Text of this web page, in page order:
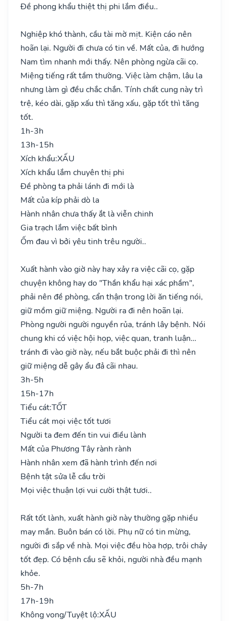
Đề phong khẩu thiệt thị phi lắm điều..
Nghiệp khó thành, cầu tài mờ mịt. Kiện cáo nên
hoãn lại. Người đi chưa có tin về. Mất của, đi hướng
Nam tìm nhanh mới thấy. Nên phòng ngừa cãi cọ.
Miệng tiếng rất tầm thường. Việc làm chậm, lâu la
nhưng làm gì đều chắc chắn. Tính chất cung này trì
trệ, kéo dài, gặp xấu thì tăng xấu, gặp tốt thì tăng
tốt.
1h-3h
13h-15h
Xích khẩu:XẤU
Xích khẩu lắm chuyên thị phi
Đề phòng ta phải lánh đi mới là
Mất của kíp phải dò la
Hành nhân chưa thấy ắt là viễn chinh
Gia trạch lắm việc bất bình
Ốm đau vì bởi yêu tinh trêu người..
Xuất hành vào giờ này hay xảy ra việc cãi cọ, gặp
chuyện không hay do "Thần khẩu hại xác phầm",
phải nên đề phòng, cẩn thận trong lời ăn tiếng nói,
giữ mồm giữ miệng. Người ra đi nên hoãn lại.
Phòng người người nguyền rủa, tránh lây bệnh. Nói
chung khi có việc hội họp, việc quan, tranh luận…
tránh đi vào giờ này, nếu bắt buộc phải đi thì nên
giữ miệng dễ gây ẩu đả cãi nhau.
3h-5h
15h-17h
Tiểu cát:TỐT
Tiểu cát mọi việc tốt tươi
Người ta đem đến tin vui điều lành
Mất của Phương Tây rành rành
Hành nhân xem đã hành trình đến nơi
Bệnh tật sửa lễ cầu trời
Mọi việc thuận lợi vui cười thật tươi..
Rất tốt lành, xuất hành giờ này thường gặp nhiều
may mắn. Buôn bán có lời. Phụ nữ có tin mừng,
người đi sắp về nhà. Mọi việc đều hòa hợp, trôi chảy
tốt đẹp. Có bệnh cầu sẽ khỏi, người nhà đều mạnh
khỏe.
5h-7h
17h-19h
Không vong/Tuyệt lộ:XẤU